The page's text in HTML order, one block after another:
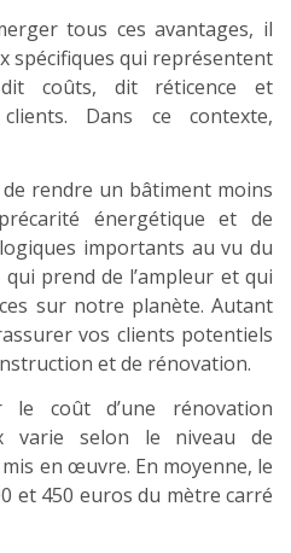
tous ces avantages, il
spécifiques qui représentent
coûts, dit réticence et
Dans ce contexte,
rendre un bâtiment moins
énergétique et de
importants au vu du
prend de l’ampleur et qui
sur notre planète. Autant
vos clients potentiels
et de rénovation.
le coût d’une rénovation
varie selon le niveau de
en œuvre. En moyenne, le
et 450 euros du mètre carré